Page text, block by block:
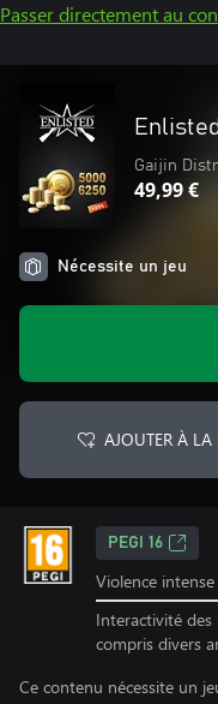
Passer directement au
Gaijin
49,99 €
Nécessite un jeu
AJOUTER À LA
PEGI 16
Violence intense
Interactivité
compris divers
Ce contenu nécessite un